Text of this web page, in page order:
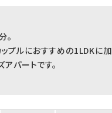
。
プルにおすすめの1LDKに加
パートです。